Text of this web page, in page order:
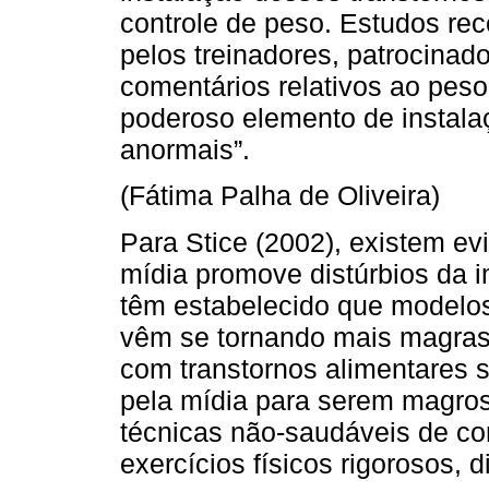
controle de peso. Estudos
pelos treinadores,
comentários relativos ao
poderoso elemento de
anormais”.
(Fátima Palha de Oliveira)
Para Stice (2002), existem
mídia promove distúrbios da
têm estabelecido que
vêm se tornando mais
com transtornos alimentares
pela mídia para serem
técnicas não-saudáveis de
exercícios físicos rigorosos,